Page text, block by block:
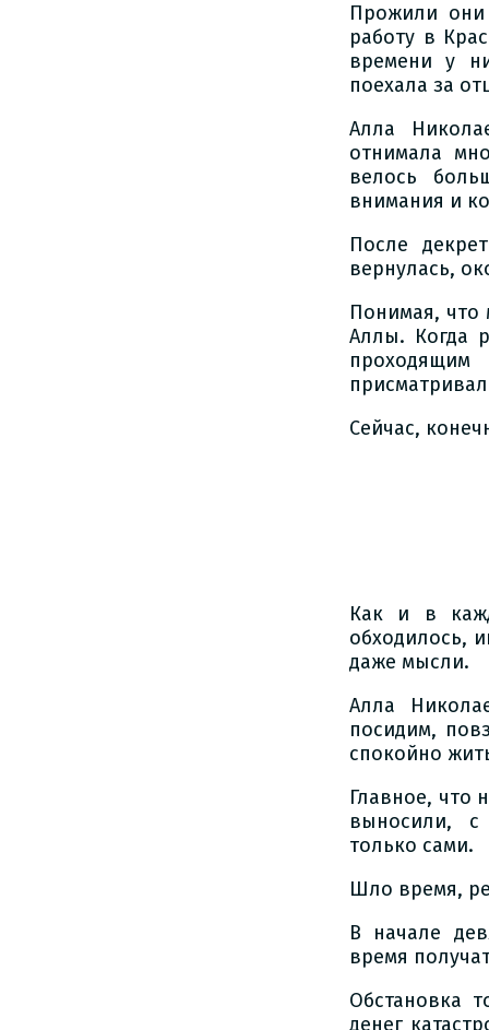
Прожили они
работу в
времени у
поехала за
Алла
отнимала
велось
внимания и
После
вернулась,
Понимая, что
Аллы. Когда
Сейчас,
Как и в
обходилось,
даже мысли.
Алла
посидим,
спокойно
Главное, что
выносили, с
только сами.
Шло время,
В начале
время
Обстановка
денег